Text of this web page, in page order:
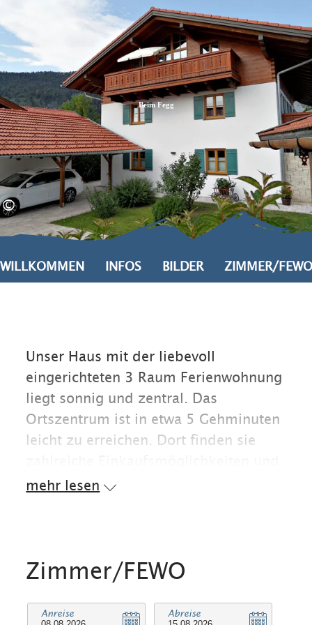
Zum
Inhalt
Zur
Suche
Zum
Footer
©
Beim Fegg
WILLKOMMEN INFOS BILDER ZIMMER/FEWO
Unser Haus mit der liebevoll
eingerichteten 3 Raum Ferienwohnung
liegt sonnig und zentral. Das
Ortszentrum ist in etwa 5 Gehminuten
leicht zu erreichen. Dort finden sie
Restaurants, sowie das Freibad, den
Ortszentrum. Hier finden sie auch
mehrere Ski- und Fahrrad-
Verleihstationen.
mehr lesen
Zimmer/FEWO
Anreise Abreise